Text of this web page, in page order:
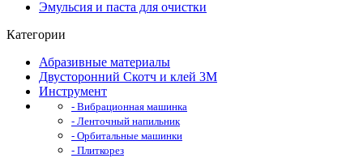
Эмульсия и паста для очистки
Категории
Абразивные материалы
Двусторонний Скотч и клей 3М
Инструмент
- Вибрационная машинка
- Ленточный напильник
- Орбитальные машинки
- Плиткорез